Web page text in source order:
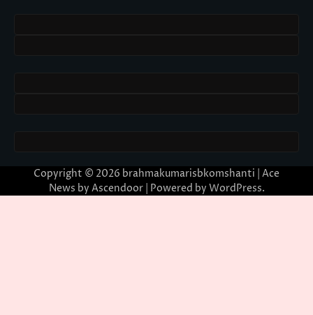
Copyright © 2026 brahmakumarisbkomshanti | Ace
News by Ascendoor| Powered by WordPress.